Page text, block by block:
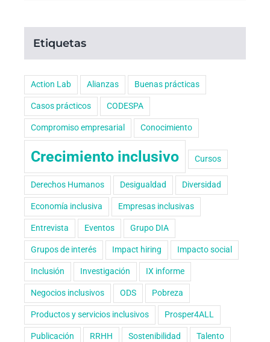
Etiquetas
Action Lab Alianzas Buenas prácticas
Casos prácticos CODESPA
Compromiso empresarial Conocimiento
Crecimiento inclusivo Cursos
Derechos Humanos Desigualdad Diversidad
Economía inclusiva Empresas inclusivas
Entrevista Eventos Grupo DIA
Grupos de interés Impact hiring Impacto social
Inclusión Investigación IX informe
Negocios inclusivos ODS Pobreza
Productos y servicios inclusivos Prosper4ALL
Publicación RRHH Sostenibilidad Talento